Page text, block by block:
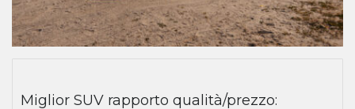
Miglior SUV rapporto qualità/prezzo: